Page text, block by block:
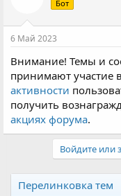
:
Бот
6 Май 2023
Внимание! Темы и
принимают участие в
активности
получить
акциях форума.
Войдите или
Перелинковка тем